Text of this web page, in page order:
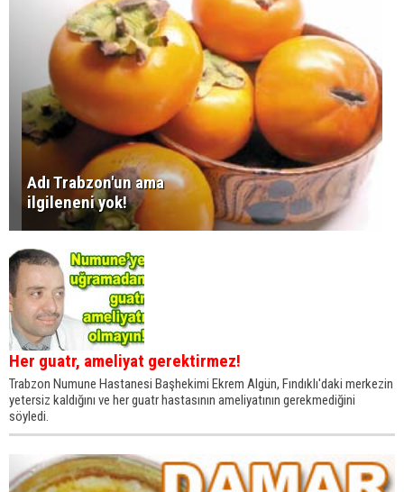
Adı Trabzon'un ama
ilgileneni yok!
Her guatr, ameliyat gerektirmez!
Trabzon Numune Hastanesi Başhekimi Ekrem Algün, Fındıklı'daki merkezin
yetersiz kaldığını ve her guatr hastasının ameliyatının gerekmediğini
söyledi.